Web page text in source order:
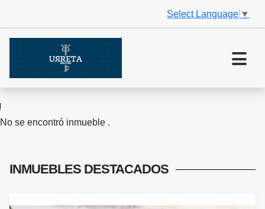
Select Language ▼
No se encontró inmueble .
INMUEBLES DESTACADOS